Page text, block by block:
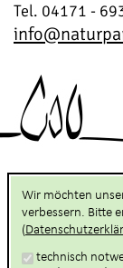
Tel. 04171 -
Wir möchten
verbessern. Bitte
(
technisch